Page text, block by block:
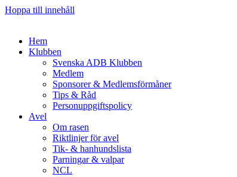
Hoppa till innehåll
Hem
Klubben
Svenska ADB Klubben
Medlem
Sponsorer & Medlemsförmåner
Tips & Råd
Personuppgiftspolicy
Avel
Om rasen
Riktlinjer för avel
Tik- & hanhundslista
Parningar & valpar
NCL